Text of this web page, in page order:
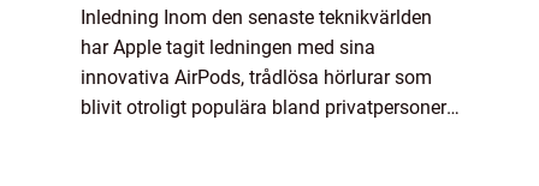
Inledning Inom den senaste teknikvärlden
har Apple tagit ledningen med sina
innovativa AirPods, trådlösa hörlurar som
blivit otroligt populära bland privatpersoner.